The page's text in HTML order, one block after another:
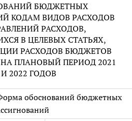
БЮДЖЕТНЫХ
КОДАМ ВИДОВ РАСХОДОВ
РАСХОДОВ,
В ЦЕЛЕВЫХ СТАТЬЯХ,
РАСХОДОВ БЮДЖЕТОВ
НА ПЛАНОВЫЙ ПЕРИОД 2021
И 2022 ГОДОВ
обоснований бюджетных